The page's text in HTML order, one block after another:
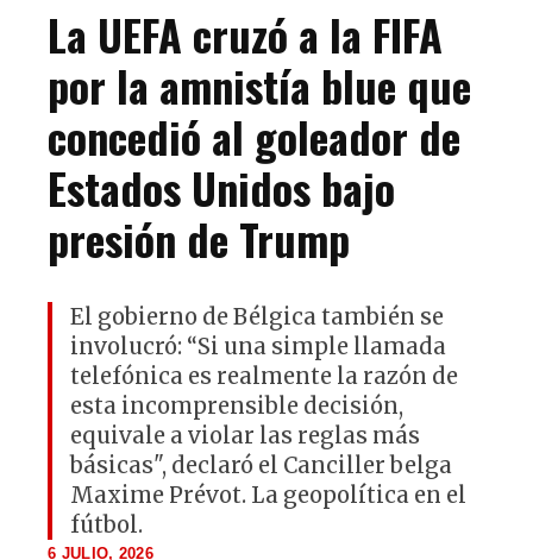
La UEFA cruzó a la FIFA
por la amnistía blue que
concedió al goleador de
Estados Unidos bajo
presión de Trump
El gobierno de Bélgica también se
involucró: “Si una simple llamada
telefónica es realmente la razón de
esta incomprensible decisión,
equivale a violar las reglas más
básicas", declaró el Canciller belga
Maxime Prévot. La geopolítica en el
fútbol.
6 JULIO, 2026